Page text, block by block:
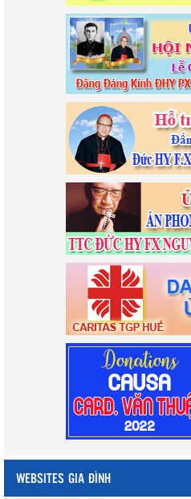
WEBSITES GIA ĐÌNH